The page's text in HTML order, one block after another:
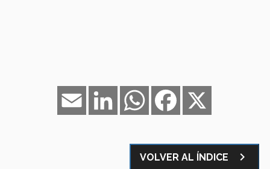
Facebook
WhatsApp
LinkedIn
Email
VOLVER AL ÍNDICE navigate_next